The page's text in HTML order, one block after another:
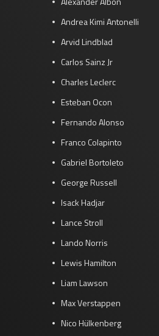
Andrea Kimi Antonelli
Arvid Lindblad
Carlos Sainz Jr
Charles Leclerc
Esteban Ocon
Fernando Alonso
Franco Colapinto
Gabriel Bortoleto
George Russell
Isack Hadjar
Lance Stroll
Lando Norris
Lewis Hamilton
Liam Lawson
Max Verstappen
Nico Hülkenberg